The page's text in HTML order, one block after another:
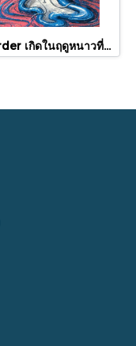
Pre-order เกิดในฤดูหนาวที่แดดส่องถึง / นทธี ศศิวิมล / Pandora Press